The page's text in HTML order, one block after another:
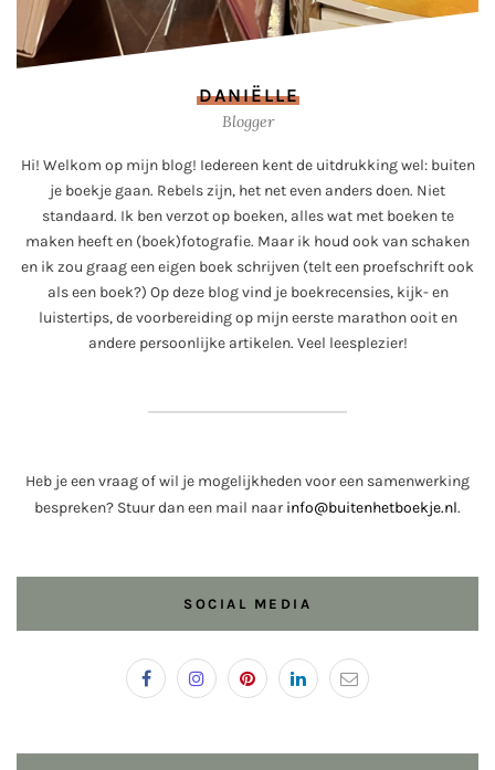
DANIËLLE
Blogger
Hi! Welkom op mijn blog! Iedereen kent de uitdrukking wel: buiten
je boekje gaan. Rebels zijn, het net even anders doen. Niet
standaard. Ik ben verzot op boeken, alles wat met boeken te
maken heeft en (boek)fotografie. Maar ik houd ook van schaken
en ik zou graag een eigen boek schrijven (telt een proefschrift ook
als een boek?) Op deze blog vind je boekrecensies, kijk- en
luistertips, de voorbereiding op mijn eerste marathon ooit en
andere persoonlijke artikelen. Veel leesplezier!
Heb je een vraag of wil je mogelijkheden voor een samenwerking
bespreken? Stuur dan een mail naar info@buitenhetboekje.nl.
SOCIAL MEDIA